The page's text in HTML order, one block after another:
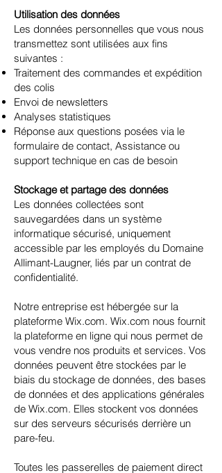
Utilisation des données
Les données personnelles que vous nous
transmettez sont utilisées aux fins
suivantes :
Traitement des commandes et expédition
des colis
Envoi de newsletters
Analyses statistiques
Réponse aux questions posées via le
formulaire de contact, Assistance ou
support technique en cas de besoin​
Stockage et partage des données
Les données collectées sont
sauvegardées dans un système
informatique sécurisé, uniquement
accessible par les employés du Domaine
Allimant-Laugner, liés par un contrat de
confidentialité.
Notre entreprise est hébergée sur la
plateforme Wix.com. Wix.com nous fournit
la plateforme en ligne qui nous permet de
vous vendre nos produits et services. Vos
données peuvent être stockées par le
biais du stockage de données, des bases
de données et des applications générales
de Wix.com. Elles stockent vos données
sur des serveurs sécurisés derrière un
pare-feu.
Toutes les passerelles de paiement direct